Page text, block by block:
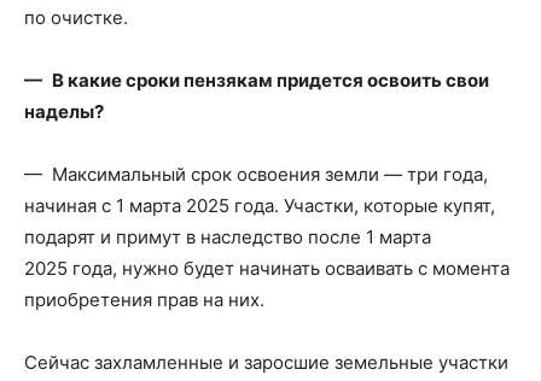
по очистке.
— В какие сроки пензякам придется освоить свои
наделы?
— Максимальный срок освоения земли — три года,
начиная с 1 марта 2025 года. Участки, которые купят,
подарят и примут в наследство после 1 марта
2025 года, нужно будет начинать осваивать с момента
приобретения прав на них.
Сейчас захламленные и заросшие земельные участки